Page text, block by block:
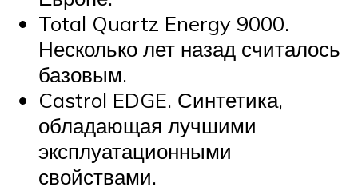
Total Quartz Energy 9000.
Несколько лет назад считалось
базовым.
Castrol EDGE. Синтетика,
обладающая лучшими
эксплуатационными
свойствами.